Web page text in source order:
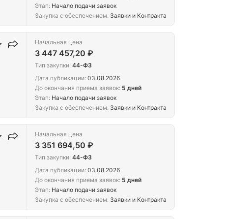
Этап: Начало подачи заявок
Закупка с обеспечением: Заявки и Контракта
Начальная цена
3 447 457,20 ₽
Тип закупки: 44-ФЗ
Дата публикации: 03.08.2026
До окончания приема заявок: 5 дней
Этап: Начало подачи заявок
Закупка с обеспечением: Заявки и Контракта
Начальная цена
3 351 694,50 ₽
Тип закупки: 44-ФЗ
Дата публикации: 03.08.2026
До окончания приема заявок: 5 дней
Этап: Начало подачи заявок
Закупка с обеспечением: Заявки и Контракта